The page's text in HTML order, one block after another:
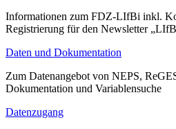
Informationen zum FDZ-LIfBi inkl.
Registrierung für den Newsletter
Daten und Dokumentation
Zum Datenangebot von NEPS,
Dokumentation und Variablensuche
Datenzugang